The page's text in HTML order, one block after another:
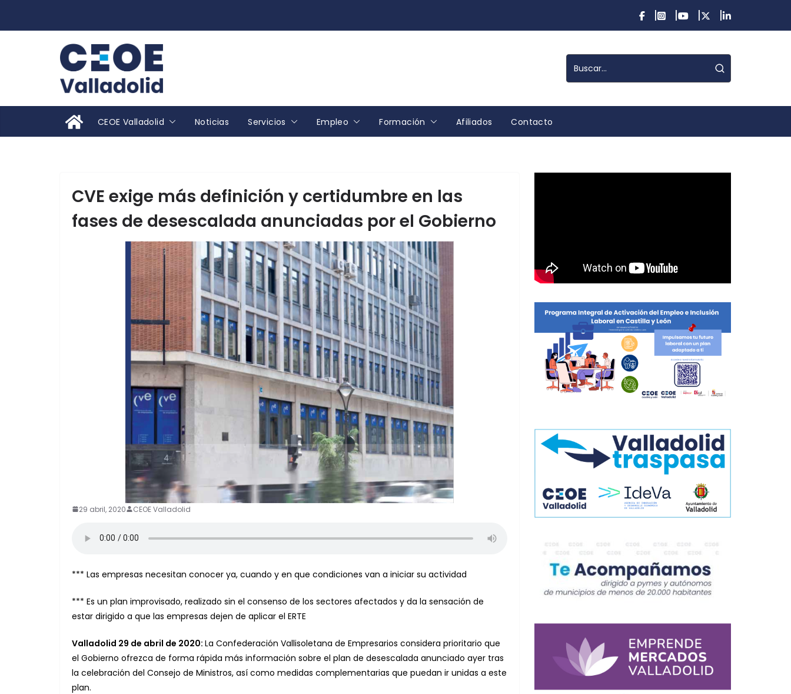
CEOE Valladolid Noticias Servicios Empleo Formación Afiliados Contacto
CVE exige más definición y certidumbre en las
fases de desescalada anunciadas por el Gobierno
29 abril, 2020 CEOE Valladolid
*** Las empresas necesitan conocer ya, cuando y en que condiciones van a iniciar su actividad
*** Es un plan improvisado, realizado sin el consenso de los sectores afectados y da la sensación de
estar dirigido a que las empresas dejen de aplicar el ERTE
Valladolid 29 de abril de 2020: La Confederación Vallisoletana de Empresarios considera prioritario que
el Gobierno ofrezca de forma rápida más información sobre el plan de desescalada anunciado ayer tras
la celebración del Consejo de Ministros, así como medidas complementarias que puedan ir unidas a este
plan.